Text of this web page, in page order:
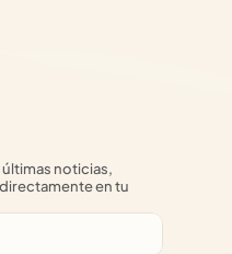
noticias,
en tu